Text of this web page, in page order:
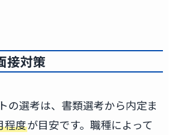
接対策
の選考は、書類選考から内定ま
程度が目安です。職種によって